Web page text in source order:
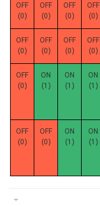
OFF
(0)
OFF
(0)
OFF
(0)
OFF
(0)
OFF
(0)
OFF
(0)
OFF
(0)
OFF
(0)
ON
(1)
ON
(1)
ON
(1)
OFF
(0)
ON
(1)
ON
(1)
OFF
(0)
OFF
(0)